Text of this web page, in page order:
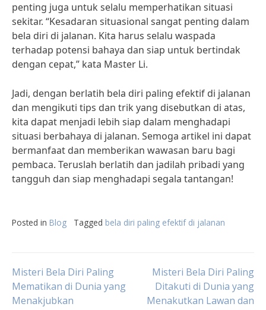
penting juga untuk selalu memperhatikan situasi
sekitar. “Kesadaran situasional sangat penting dalam
bela diri di jalanan. Kita harus selalu waspada
terhadap potensi bahaya dan siap untuk bertindak
dengan cepat,” kata Master Li.
Jadi, dengan berlatih bela diri paling efektif di jalanan
dan mengikuti tips dan trik yang disebutkan di atas,
kita dapat menjadi lebih siap dalam menghadapi
situasi berbahaya di jalanan. Semoga artikel ini dapat
bermanfaat dan memberikan wawasan baru bagi
pembaca. Teruslah berlatih dan jadilah pribadi yang
tangguh dan siap menghadapi segala tantangan!
Posted in Blog Tagged bela diri paling efektif di jalanan
Post
Misteri Bela Diri Paling
Mematikan di Dunia yang
Menakjubkan
Misteri Bela Diri Paling
Ditakuti di Dunia yang
Menakutkan Lawan dan